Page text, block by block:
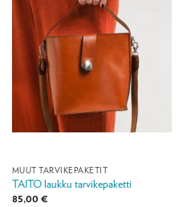
MUUT TARVIKEPAKETIT
TAITO laukku tarvikepaketti
85,00 €